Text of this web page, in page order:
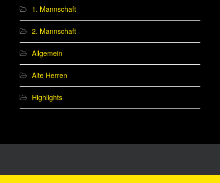
1. Mannschaft
2. Mannschaft
Allgemein
Alte Herren
Highlights